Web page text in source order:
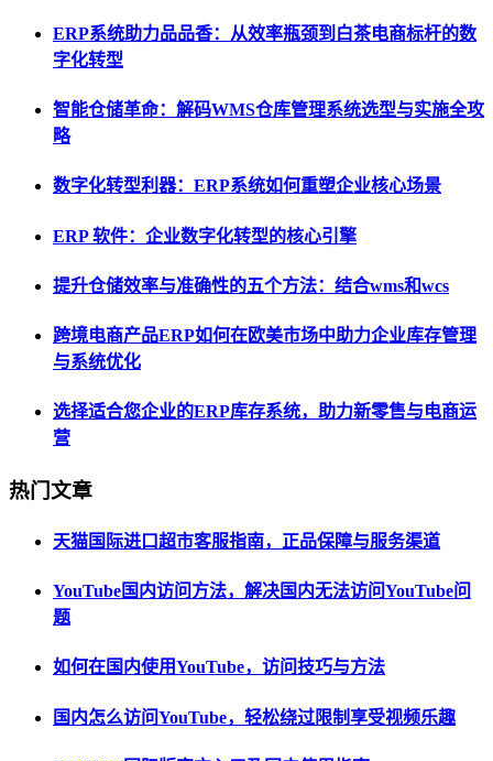
ERP系统助力品品香：从效率瓶颈到白茶电商标杆的数
字化转型
智能仓储革命：解码WMS仓库管理系统选型与实施全攻
略
数字化转型利器：ERP系统如何重塑企业核心场景
ERP 软件：企业数字化转型的核心引擎
提升仓储效率与准确性的五个方法：结合wms和wcs
跨境电商产品ERP如何在欧美市场中助力企业库存管理
与系统优化
选择适合您企业的ERP库存系统，助力新零售与电商运
营
热门文章
天猫国际进口超市客服指南，正品保障与服务渠道
YouTube国内访问方法，解决国内无法访问YouTube问
题
如何在国内使用YouTube，访问技巧与方法
国内怎么访问YouTube，轻松绕过限制享受视频乐趣